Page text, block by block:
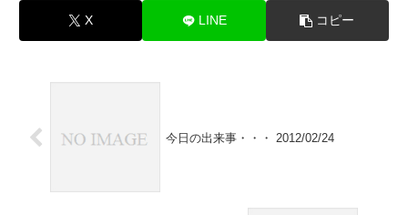
X LINE コピー
今日の出来事・・・ 2012/02/24